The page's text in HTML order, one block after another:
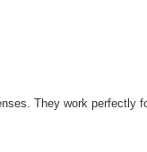
They work